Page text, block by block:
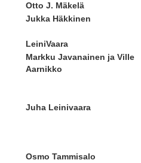
Otto J. Mäkelä
Jukka Häkkinen
LeiniVaara
Markku Javanainen ja Ville
Aarnikko
Juha Leinivaara
Osmo Tammisalo